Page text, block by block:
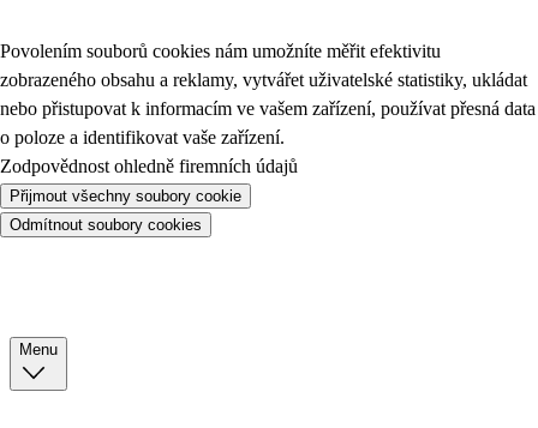
Povolením souborů cookies nám umožníte měřit efektivitu
zobrazeného obsahu a reklamy, vytvářet uživatelské statistiky, ukládat
nebo přistupovat k informacím ve vašem zařízení, používat přesná data
o poloze a identifikovat vaše zařízení.
Zodpovědnost ohledně firemních údajů
Přijmout všechny soubory cookie
Odmítnout soubory cookies
Menu